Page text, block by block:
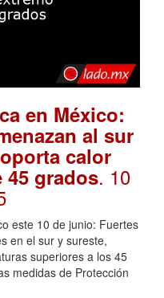
en México:
al sur
calor
45 grados. 10
este 10 de junio: Fuertes
en el sur y sureste,
superiores a los 45
medidas de Protección